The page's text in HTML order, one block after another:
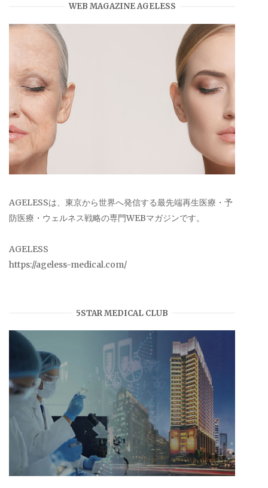
WEB MAGAZINE AGELESS
AGELESSは、東京から世界へ発信する最先端再生医療・予
防医療・ウェルネス戦略の専門WEBマガジンです。
AGELESS
https://ageless-medical.com/
5STAR MEDICAL CLUB